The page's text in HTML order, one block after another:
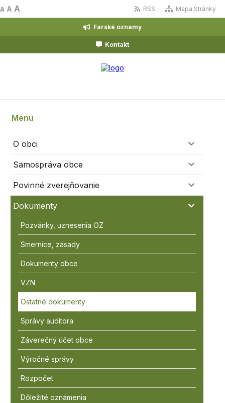
A A A RSS Mapa Stránky
Farské oznamy
Kontakt
Menu
O obci
Samospráva obce
Povinné zverejňovanie
Dokumenty
Pozvánky, uznesenia OZ
Smernice, zásady
Dokumenty obce
VZN
Ostatné dokumenty
Správy audítora
Záverečný účet obce
Výročné správy
Rozpočet
Dôležité oznámenia